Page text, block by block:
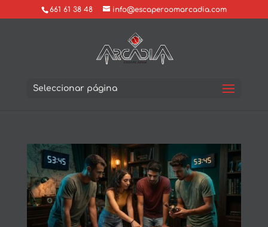
661 61 38 48 info@escaperoomarcadia.com
Seleccionar página